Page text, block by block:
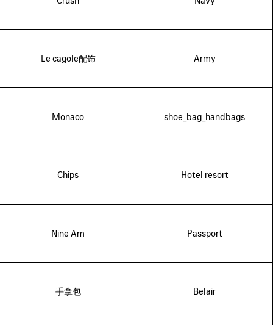
Le cagole配饰 Army
Monaco shoe_bag_handbags
Chips Hotel resort
Nine Am Passport
手拿包 Belair